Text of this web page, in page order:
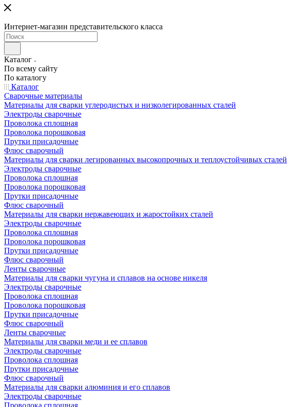
Интернет-магазин представительского класса
Каталог
По всему сайту
По каталогу
Каталог
Сварочные материалы
Материалы для сварки углеродистых и низколегированных сталей
Электроды сварочные
Проволока сплошная
Проволока порошковая
Прутки присадочные
Флюс сварочный
Материалы для сварки легированных высокопрочных и теплоустойчивых сталей
Электроды сварочные
Проволока сплошная
Проволока порошковая
Прутки присадочные
Флюс сварочный
Материалы для сварки нержавеющих и жаростойких сталей
Электроды сварочные
Проволока сплошная
Проволока порошковая
Прутки присадочные
Флюс сварочный
Ленты сварочные
Материалы для сварки чугуна и сплавов на основе никеля
Электроды сварочные
Проволока сплошная
Проволока порошковая
Прутки присадочные
Флюс сварочный
Ленты сварочные
Материалы для сварки меди и ее сплавов
Электроды сварочные
Проволока сплошная
Прутки присадочные
Флюс сварочный
Материалы для сварки алюминия и его сплавов
Электроды сварочные
Проволока сплошная